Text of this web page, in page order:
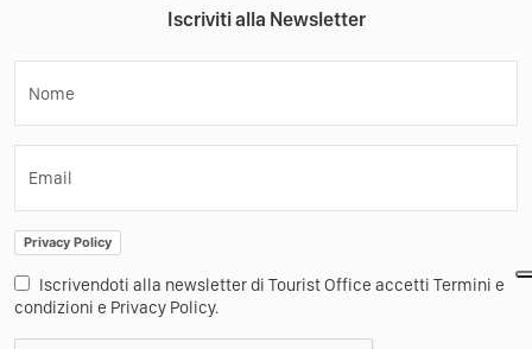
Iscriviti alla Newsletter
Nome
Email
Privacy Policy
Iscrivendoti alla newsletter di Tourist Office accetti Termini e
condizioni e Privacy Policy.